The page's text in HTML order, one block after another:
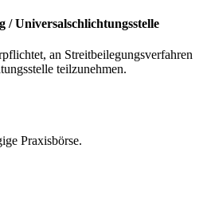
/ Universalschlichtungsstelle
an Streitbeilegungsverfahren
teilzunehmen.
Praxisbörse.